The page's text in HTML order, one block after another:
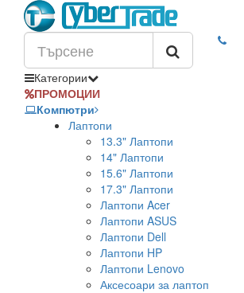
Категории
ПРОМОЦИИ
Компютри
Лаптопи
13.3" Лаптопи
14" Лаптопи
15.6" Лаптопи
17.3" Лаптопи
Лаптопи Acer
Лаптопи ASUS
Лаптопи Dell
Лаптопи HP
Лаптопи Lenovo
Аксесоари за лаптоп